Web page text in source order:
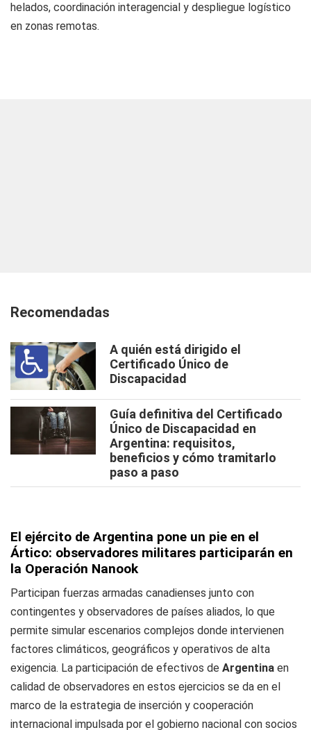
helados, coordinación interagencial y despliegue logístico
en zonas remotas.
Recomendadas
A quién está dirigido el
Certificado Único de
Discapacidad
Guía definitiva del Certificado
Único de Discapacidad en
Argentina: requisitos,
beneficios y cómo tramitarlo
paso a paso
El ejército de Argentina pone un pie en el
Ártico: observadores militares participarán en
la Operación Nanook
Participan fuerzas armadas canadienses junto con
contingentes y observadores de países aliados, lo que
permite simular escenarios complejos donde intervienen
factores climáticos, geográficos y operativos de alta
exigencia. La participación de efectivos de Argentina en
calidad de observadores en estos ejercicios se da en el
marco de la estrategia de inserción y cooperación
internacional impulsada por el gobierno nacional con socios